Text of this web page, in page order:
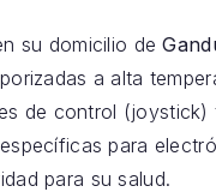
su domicilio de
a alta
de control
para
para su salud.